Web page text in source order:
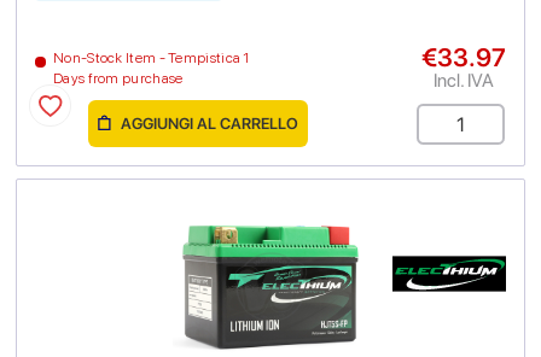
Non-Stock Item - Tempistica 1
Days from purchase
€33.97
Incl. IVA
AGGIUNGI AL CARRELLO